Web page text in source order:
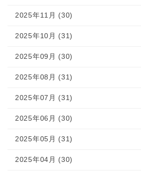
2025年11月 (30)
2025年10月 (31)
2025年09月 (30)
2025年08月 (31)
2025年07月 (31)
2025年06月 (30)
2025年05月 (31)
2025年04月 (30)